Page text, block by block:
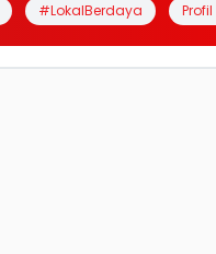
#LokalBerdaya